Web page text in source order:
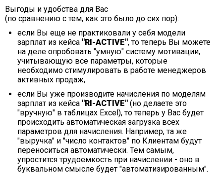
Выгоды и удобства для Вас
(по сравнению с тем, как это было до сих пор):
если Вы еще не практиковали у себя модели
зарплат из кейса "RI-ACTIVE", то теперь Вы можете
на деле опробовать "умную" систему мотивации,
учитывающую все параметры, которые
необходимо стимулировать в работе менеджеров
активных продаж,
если Вы уже производите начисления по моделям
зарплат из кейса "RI-ACTIVE" (но делаете это
"вручную" в таблицах Excel), то теперь у Вас будет
происходить автоматическая загрузка всех
параметров для начисления. Например, та же
"выручка" и "число контактов" по Клиентам будут
переноситься автоматически. Тем самым,
упростится трудоемкость при начислении - оно в
буквальном смысле будет "автоматизированным".